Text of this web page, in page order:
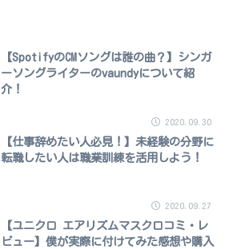
【SpotifyのCMソングは誰の曲？】シンガ
ーソングライターのvaundyについて紹
介！
2020.09.30
【仕事辞めたい人必見！】未経験の分野に
転職したい人は職業訓練を活用しよう！
2020.09.27
【ユニクロ エアリズムマスク口コミ・レ
ビュー】僕が実際に付けてみた感想や購入